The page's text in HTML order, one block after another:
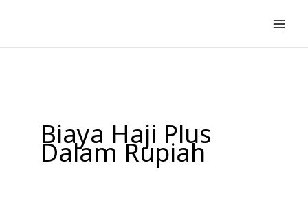
konten
Biaya Haji Plus
Dalam Rupiah